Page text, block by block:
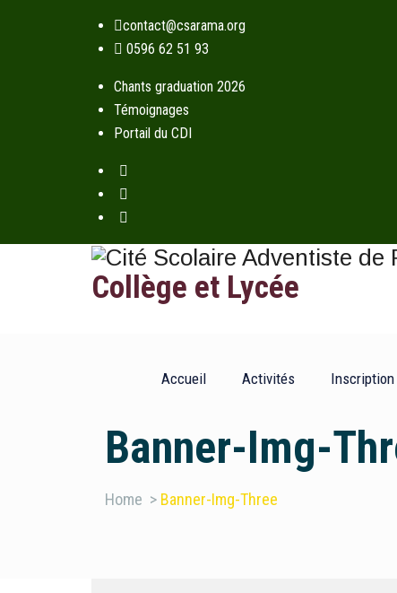
contact@csarama.org
0596 62 51 93
Chants graduation 2026
Témoignages
Portail du CDI
Collège et Lycée
Accueil Activités Inscription
Banner-Img-
Home > Banner-Img-Three